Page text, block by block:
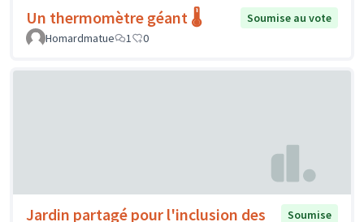
Un thermomètre géant 🌡️
Soumise au vote
Homardmatue
1 0
Jardin partagé pour l'inclusion des
Soumise